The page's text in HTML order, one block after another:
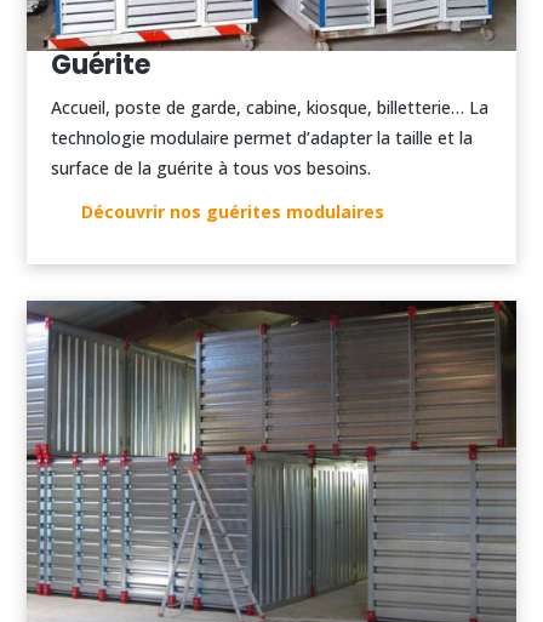
Guérite
Accueil, poste de garde, cabine, kiosque, billetterie… La
technologie modulaire permet d’adapter la taille et la
surface de la guérite à tous vos besoins.
Découvrir nos guérites modulaires